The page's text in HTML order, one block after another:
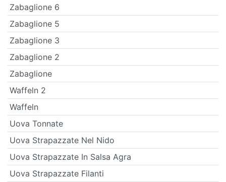
Zabaglione 6
Zabaglione 5
Zabaglione 3
Zabaglione 2
Zabaglione
Waffeln 2
Waffeln
Uova Tonnate
Uova Strapazzate Nel Nido
Uova Strapazzate In Salsa Agra
Uova Strapazzate Filanti